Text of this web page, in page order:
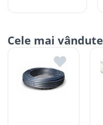
Cele mai vândute